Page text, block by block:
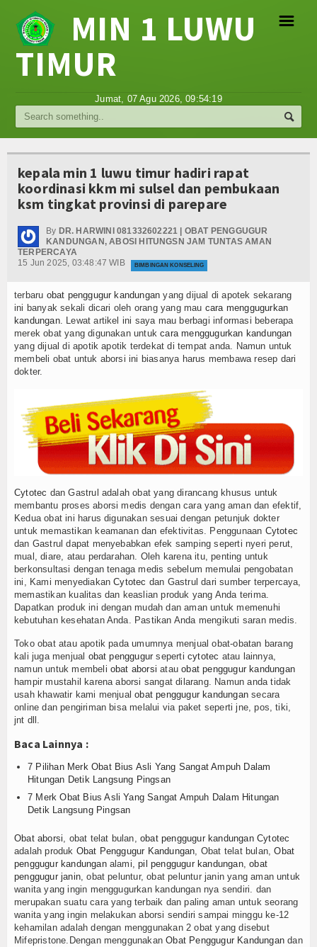
Tokoh
Tentang Kami
Video
Gallery
Hubungi Kami
Pengumuman
PPDBM 2025
☰
MIN 1 LUWU
TIMUR
Jumat, 07 Agu 2026,09:54:19
kepala min 1 luwu timur hadiri rapat
koordinasi kkm mi sulsel dan pembukaan
ksm tingkat provinsi di parepare
By DR. HARWINI 081332602221 | OBAT PENGGUGUR
KANDUNGAN, ABOSI HITUNGSN JAM TUNTAS AMAN
TERPERCAYA
15 Jun 2025, 03:48:47 WIB
BIMBINGAN KONSELING
terbaru obat penggugur kandungan yang dijual di apotek sekarang
ini banyak sekali dicari oleh orang yang mau cara menggugurkan
kandungan. Lewat artikel ini saya mau berbagi informasi beberapa
merek obat yang digunakan untukcara menggugurkan kandungan
yang dijual di apotik apotik terdekat di tempat anda. Namun untuk
membeli obat untuk aborsi ini biasanya harus membawa resep dari
dokter.
Cytotec dan Gastrul adalah obat yang dirancang khusus untuk
membantu proses aborsi medis dengan cara yang aman dan efektif,
Kedua obat ini harus digunakan sesuai dengan petunjuk dokter
untuk memastikan keamanan dan efektivitas. Penggunaan Cytotec
dan Gastrul dapat menyebabkan efek samping seperti nyeri perut,
mual, diare, atau perdarahan. Oleh karena itu, penting untuk
berkonsultasi dengan tenaga medis sebelum memulai pengobatan
ini, Kami menyediakanCytotec dan Gastrul dari sumber terpercaya,
memastikan kualitas dan keaslian produk yang Anda terima.
Dapatkan produk ini dengan mudah dan aman untuk memenuhi
kebutuhan kesehatan Anda. Pastikan Anda mengikuti saran medis.
Toko obat atau apotik pada umumnya menjual obat-obatan barang
kali juga menjual obat penggugur seperticytotec atau lainnya,
namun untuk membeli obat aborsi atauobat penggugur kandungan
hampir mustahil karena aborsi sangat dilarang. Namun anda tidak
usah khawatir kami menjualobat penggugur kandungansecara
online dan pengiriman bisa melalui via paket seperti jne, pos, tiki,
jnt dll.
Baca Lainnya :
7 Pilihan Merk Obat Bius Asli Yang Sangat Ampuh Dalam
Hitungan Detik Langsung Pingsan
7 Merk Obat Bius Asli Yang Sangat Ampuh Dalam Hitungan
Detik Langsung Pingsan
Obat aborsi, obat telat bulan,obat penggugur kandungan Cytotec
adalah produk Obat Penggugur Kandungan, Obat telat bulan,Obat
penggugur kandunganalami,pil penggugur kandungan,obat
penggugur janin, obat peluntur, obat peluntur janin yang aman untuk
wanita yang ingin menggugurkan kandungan nya sendiri. dan
merupakan suatu cara yang terbaik dan paling aman untuk seorang
wanita yang ingin melakukan aborsi sendiri sampai minggu ke-12
kehamilan adalah dengan menggunakan 2 obat yang disebut
Mifepristone.Dengan menggunakanObat Penggugur Kandungandan